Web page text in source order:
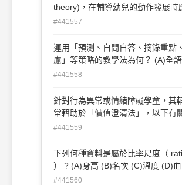
theory)，在輔導幼兒的動作發展時
什麼？ (A)等待幼兒的神經系統發展成熟
外在援助，引發幼兒組合與動作有
(D)根據文化期待，給予孩子和他人
#441557
運用「預測、自問自答、摘錄重點
慮」等策略的教學法為何？ (A)全語言教學
法 (B)合作教學法(C)直接教學法 (D)
#441558
針對行為異常或情緒障礙學童，其
常藉助於「價值澄清法」，以下有
何者錯誤？ (A)角色扮演(B)澄清式問答 (C)
#441559
下列何種資料是屬於比率尺度（
） ? (A)身高 (B)名次 (C)溫度 (D)
#441560